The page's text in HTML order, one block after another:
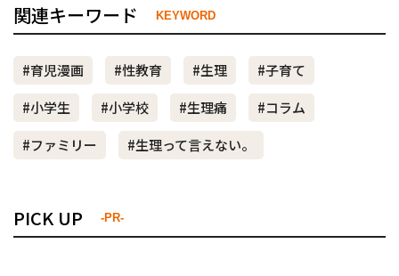
関連キーワード KEYWORD
#育児漫画 #性教育 #生理
#子育て
#小学生
#小学校 #生理痛
#コラム
#ファミリー
#生理って言えない。
PICK UP -PR-